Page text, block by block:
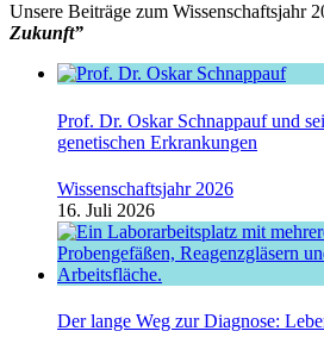
Unsere Beiträge zum Wissenschaftsjahr
Zukunft”
Prof. Dr. Oskar Schnappauf und
genetischen Erkrankungen
Wissenschaftsjahr 2026
16. Juli 2026
Der lange Weg zur Diagnose: